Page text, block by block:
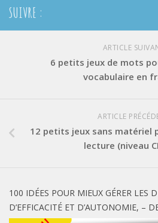
SUIVRE :
ARTICLE
6 petits jeux de mots
vocabulaire en
ARTICLE
12 petits jeux sans matériel
lecture (niveau
100 IDÉES POUR MIEUX GÉRER LES
D’EFFICACITÉ ET D’AUTONOMIE, –